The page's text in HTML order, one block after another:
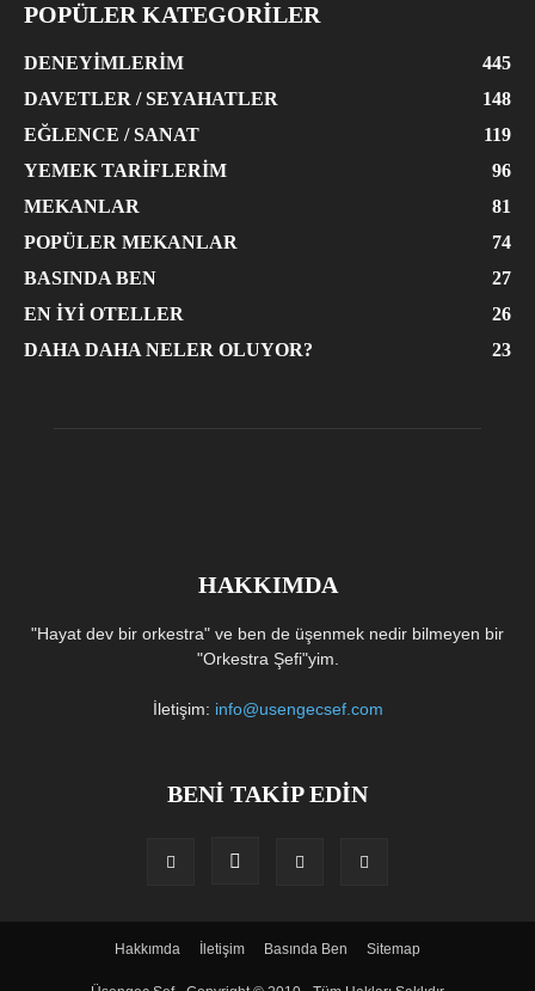
POPÜLER KATEGORİLER
DENEYIMLERIM
445
DAVETLER / SEYAHATLER
148
EĞLENCE / SANAT
119
YEMEK TARIFLERIM
96
MEKANLAR
81
POPÜLER MEKANLAR
74
BASINDA BEN
27
EN İYI OTELLER
26
DAHA DAHA NELER OLUYOR?
23
HAKKIMDA
"Hayat dev bir orkestra" ve ben de üşenmek nedir bilmeyen bir
"Orkestra Şefi"yim.
İletişim: info@usengecsef.com
BENİ TAKİP EDİN
Hakkımda İletişim Basında Ben Sitemap